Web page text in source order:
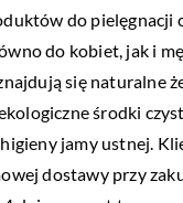
do pielęgnacji
do kobiet, jak i
się naturalne
środki
jamy ustnej.
dostawy przy